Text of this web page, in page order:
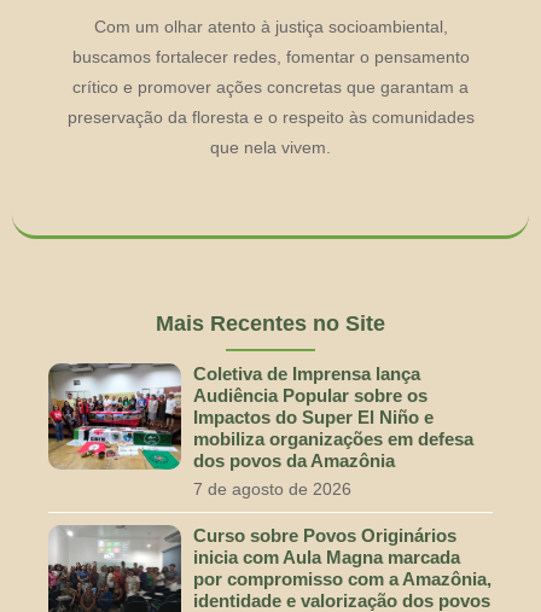
Com um olhar atento à justiça socioambiental,
buscamos fortalecer redes, fomentar o pensamento
crítico e promover ações concretas que garantam a
preservação da floresta e o respeito às comunidades
que nela vivem.
Mais Recentes no Site
Coletiva de Imprensa lança
Audiência Popular sobre os
Impactos do Super El Niño e
mobiliza organizações em defesa
dos povos da Amazônia
7 de agosto de 2026
Curso sobre Povos Originários
inicia com Aula Magna marcada
por compromisso com a Amazônia,
identidade e valorização dos povos